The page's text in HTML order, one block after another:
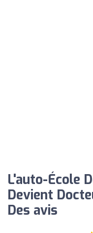
L'auto-École
Devient
Des avis